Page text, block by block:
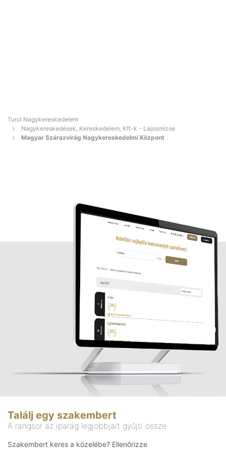
Turul Nagykereskedelem
Nagykereskedések, Kereskedelem, Kft-k - Lajosmizse
Magyar Szárazvirág Nagykereskedelmi Központ
Találj egy szakembert
A rangsor az iparág legjobbjait gyűjti össze
Szakembert keres a közelébe? Ellenőrizze